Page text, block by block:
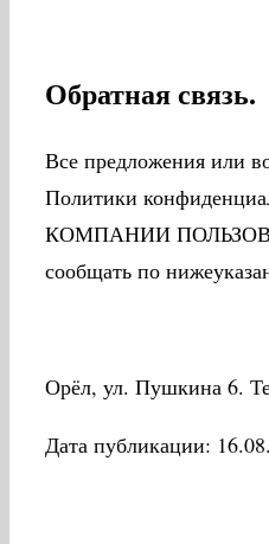
Обратная связь.
Все предложения или
Политики
КОМПАНИИ
сообщать по
Орёл, ул. Пушкина 6.
Дата публикации: